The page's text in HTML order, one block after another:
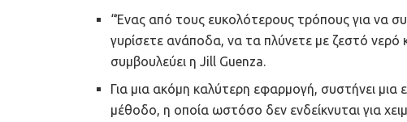
“Ένας από τους ευκολότερους τρόπους για να
γυρίσετε ανάποδα, να τα πλύνετε με ζεστό
συμβουλεύει η Jill Guenza.
Για μια ακόμη καλύτερη εφαρμογή, συστήνει μια
μέθοδο, η οποία ωστόσο δεν ενδείκνυται για